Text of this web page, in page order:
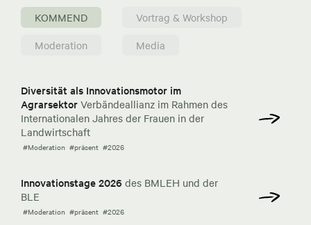
KOMMEND
Vortrag & Workshop
Moderation
Media
Diversität als Innovationsmotor im
Agrarsektor Verbändeallianz im Rahmen des
Internationalen Jahres der Frauen in der
Landwirtschaft
#Moderation #präsent #2026
Innovationstage 2026 des BMLEH und der
BLE
#Moderation #präsent #2026